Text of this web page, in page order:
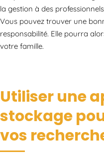
la gestion à des
Vous pouvez trouver une
responsabilité. Elle pourra
votre famille.
Utiliser une
stockage
vos